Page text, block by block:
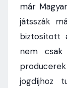
már
játsszák
biztosított
nem
jogdíjhoz